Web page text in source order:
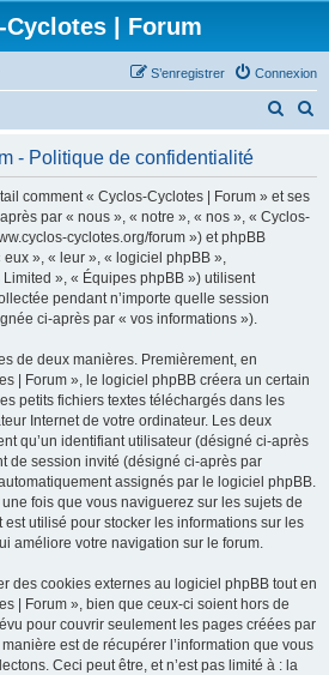
Cyclotes | Forum
Connexion
S’enregistrer
h
e
- Politique de confidentialité
comment « Cyclos-Cyclotes | Forum » et ses
par « nous », « notre », « nos », « Cyclos-
cyclotes.org/forum ») et phpBB
», « leur », « logiciel phpBB »,
», « Équipes phpBB ») utilisent
pendant n’importe quelle session
ci-après par « vos informations »).
de deux manières. Premièrement, en
| Forum », le logiciel phpBB créera un certain
petits fichiers textes téléchargés dans les
Internet de votre ordinateur. Les deux
qu’un identifiant utilisateur (désigné ci-après
de session invité (désigné ci-après par
assignés par le logiciel phpBB.
fois que vous naviguerez sur les sujets de
utilisé pour stocker les informations sur les
améliore votre navigation sur le forum.
des cookies externes au logiciel phpBB tout en
| Forum », bien que ceux-ci soient hors de
pour couvrir seulement les pages créées par
est de récupérer l’information que vous
Ceci peut être, et n’est pas limité à : la